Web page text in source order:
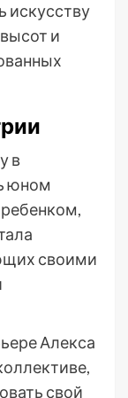
искусству
и
в
юном
своими
Алекса
свой